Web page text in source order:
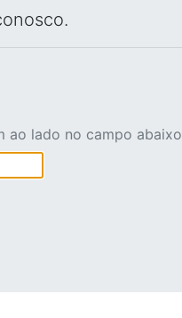
ao lado no campo abaixo